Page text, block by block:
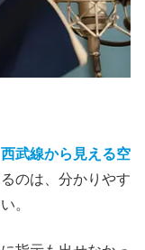
西武線から見える空
のは、分かりやす
。